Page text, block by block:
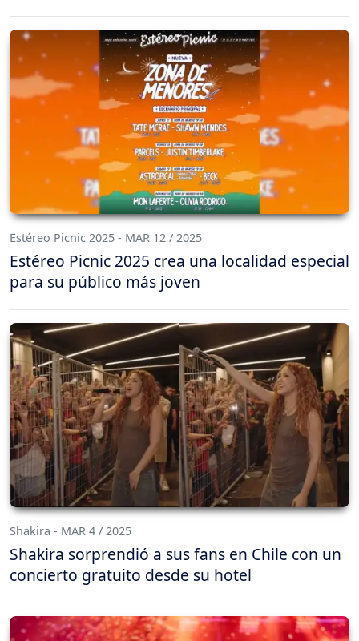
Estéreo Picnic 2025 - MAR 12 / 2025
Estéreo Picnic 2025 crea una localidad especial
para su público más joven
Shakira - MAR 4 / 2025
Shakira sorprendió a sus fans en Chile con un
concierto gratuito desde su hotel